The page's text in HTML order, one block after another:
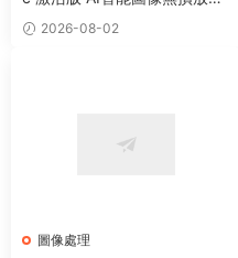
工具2026-08-02
圖像處理